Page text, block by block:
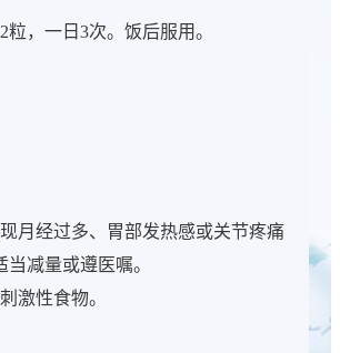
粒，一日3次。饭后服用。
月经过多、胃部发热感或关节疼痛
减量或遵医嘱。
激性食物。